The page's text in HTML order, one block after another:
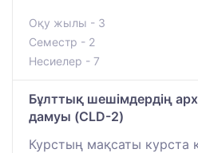
Оқу жылы - 3
Семестр - 2
Несиелер - 7
Бұлттық шешімдердің
дамуы (CLD-2)
Курстың мақсаты курста